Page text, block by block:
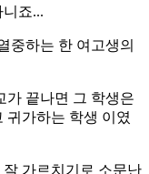
죠...
중하는 한 여고생의
가 끝나면 그 학생은
귀가하는 학생 이였
가르치기로 소문난